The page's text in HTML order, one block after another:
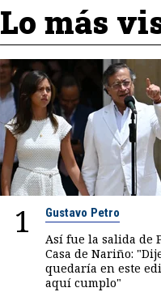
Lo más
1 Gustavo Petro
Así fue la salida de
Casa de Nariño:
quedaría en este
aquí cumplo"